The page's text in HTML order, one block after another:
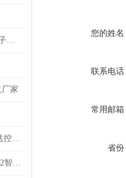
明渠水位河道水位监测磁致伸缩电子水尺
家
西安北瑞仪表科技BRYK型压力变送控制器
XMT604\XMT606\XMT608\XMT602智能数显仪表
您的姓名
联系电话
常用邮箱
省份